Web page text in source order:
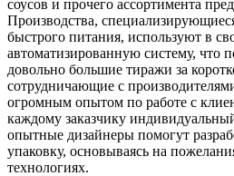
соусов и прочего ассортимента
Производства,
быстрого питания, используют в
автоматизированную систему, что
довольно большие тиражи за
сотрудничающие с
огромным опытом по работе с
каждому заказчику
опытные дизайнеры помогут
упаковку, основываясь на
технологиях.